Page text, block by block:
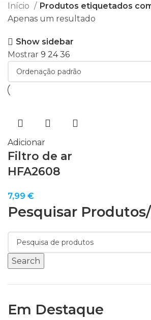
Pesquisar
Search
Em Destaque
Início
Produtos etiquetados
Apenas um resultado
Show sidebar
Mostrar 9 2436
Adicionar
Filtro de ar
HFA2608
7,99 €